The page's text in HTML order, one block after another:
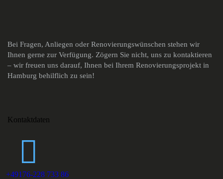
Bei Fragen, Anliegen oder Renovierungswünschen stehen wir
Ihnen gerne zur Verfügung. Zögern Sie nicht, uns zu kontaktieren
– wir freuen uns darauf, Ihnen bei Ihrem Renovierungsprojekt in
Hamburg behilflich zu sein!
Kontaktdaten
+49176-228 733 86